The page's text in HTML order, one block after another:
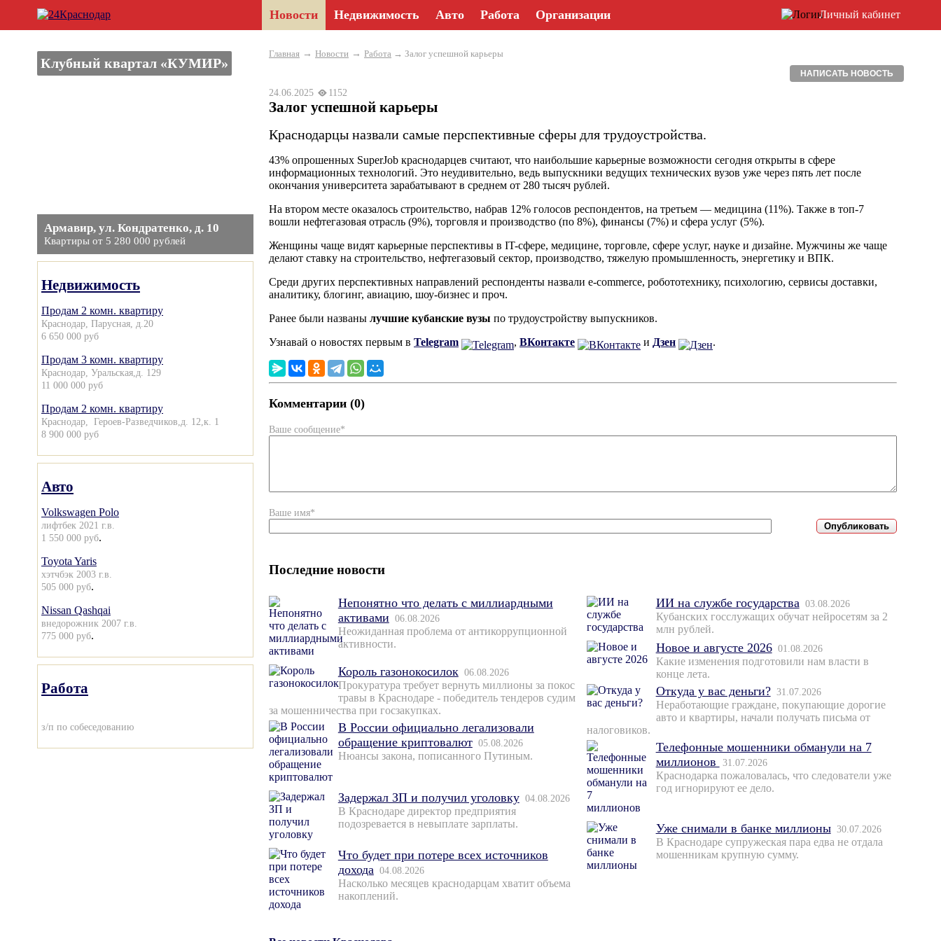
Новости Недвижимость Авто Работа Организации Личный кабинет
Клубный квартал «КУМИР»
Армавир, ул. Кондратенко, д. 10
Квартиры от 5 280 000 рублей
Недвижимость
Продам 2 комн. квартиру
Краснодар, Парусная, д.20
6 650 000 руб
Продам 3 комн. квартиру
Краснодар, Уральская,д. 129
11 000 000 руб
Продам 2 комн. квартиру
Краснодар, Героев-Разведчиков,д. 12,к. 1
8 900 000 руб
Авто
Volkswagen Polo
лифтбек 2021 г.в.
1 550 000 руб.
Toyota Yaris
хэтчбэк 2003 г.в.
505 000 руб.
Nissan Qashqai
внедорожник 2007 г.в.
775 000 руб.
Работа
з/п по собеседованию
Главная → Новости → Работа → Залог успешной карьеры
НАПИСАТЬ НОВОСТЬ
24.06.2025 1152
Залог успешной карьеры
Краснодарцы назвали самые перспективные сферы для трудоустройства.
43% опрошенных SuperJob краснодарцев считают, что наибольшие карьерные возможности сегодня открыты в сфере
информационных технологий. Это неудивительно, ведь выпускники ведущих технических вузов уже через пять лет после
окончания университета зарабатывают в среднем от 280 тысяч рублей.
На втором месте оказалось строительство, набрав 12% голосов респондентов, на третьем — медицина (11%). Также в топ-7
вошли нефтегазовая отрасль (9%), торговля и производство (по 8%), финансы (7%) и сфера услуг (5%).
Женщины чаще видят карьерные перспективы в IT-сфере, медицине, торговле, сфере услуг, науке и дизайне. Мужчины же чаще
делают ставку на строительство, нефтегазовый сектор, производство, тяжелую промышленность, энергетику и ВПК.
Среди других перспективных направлений респонденты назвали e-commerce, робототехнику, психологию, сервисы доставки,
аналитику, блогинг, авиацию, шоу-бизнес и проч.
Ранее были названы лучшие кубанские вузы по трудоустройству выпускников.
Узнавай о новостях первым в Telegram , ВКонтакте и Дзен .
Комментарии (0)
Ваше сообщение*
Ваше имя*
Последние новости
Непонятно что делать с миллиардными
активами 06.08.2026
Неожиданная проблема от антикоррупционной
активности.
Король газонокосилок 06.08.2026
Прокуратура требует вернуть миллионы за покос
травы в Краснодаре - победитель тендеров судим
за мошенничества при госзакупках.
В России официально легализовали
обращение криптовалют 05.08.2026
Нюансы закона, пописанного Путиным.
Задержал ЗП и получил уголовку 04.08.2026
В Краснодаре директор предприятия
подозревается в невыплате зарплаты.
Что будет при потере всех источников
дохода 04.08.2026
Насколько месяцев краснодарцам хватит объема
накоплений.
ИИ на службе государства 03.08.2026
Кубанских госслужащих обучат нейросетям за 2
млн рублей.
Новое и августе 2026 01.08.2026
Какие изменения подготовили нам власти в
конце лета.
Откуда у вас деньги? 31.07.2026
Неработающие граждане, покупающие дорогие
авто и квартиры, начали получать письма от
налоговиков.
Телефонные мошенники обманули на 7
миллионов
31.07.2026
Краснодарка пожаловалась, что следователи уже
год игнорируют ее дело.
Уже снимали в банке миллионы 30.07.2026
В Краснодаре супружеская пара едва не отдала
мошенникам крупную сумму.